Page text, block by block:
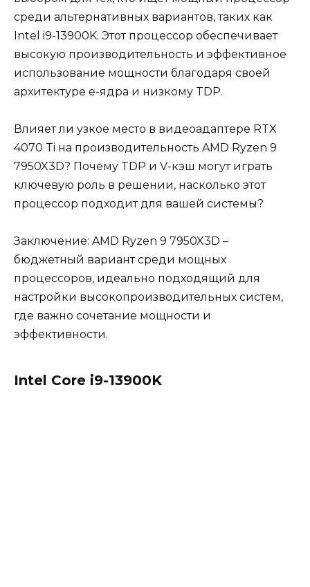
среди альтернативных вариантов, таких как
Intel i9-13900K. Этот процессор обеспечивает
высокую производительность и эффективное
использование мощности благодаря своей
архитектуре e-ядра и низкому TDP.
Влияет ли узкое место в видеоадаптере RTX
4070 Ti на производительность AMD Ryzen 9
7950X3D? Почему TDP и V-кэш могут играть
ключевую роль в решении, насколько этот
процессор подходит для вашей системы?
Заключение: AMD Ryzen 9 7950X3D –
бюджетный вариант среди мощных
процессоров, идеально подходящий для
настройки высокопроизводительных систем,
где важно сочетание мощности и
эффективности.
Intel Core i9-13900K